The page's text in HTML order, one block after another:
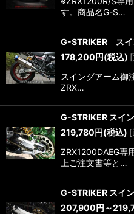
す。商品名G-S…
G-STRIKER ス
178,200 円(税込) [
スイングアーム御
ZRX…
G-STRIKER スイ
219,780 円(税込) [
ZRX1200DAEG専
上ご注文書等と…
G-STRIKER スイ
207,900 円 ～